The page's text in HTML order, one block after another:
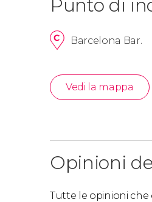
Punto di
Barcelona Bar.
Vedi la mappa
Opinioni
Tutte le opinioni che